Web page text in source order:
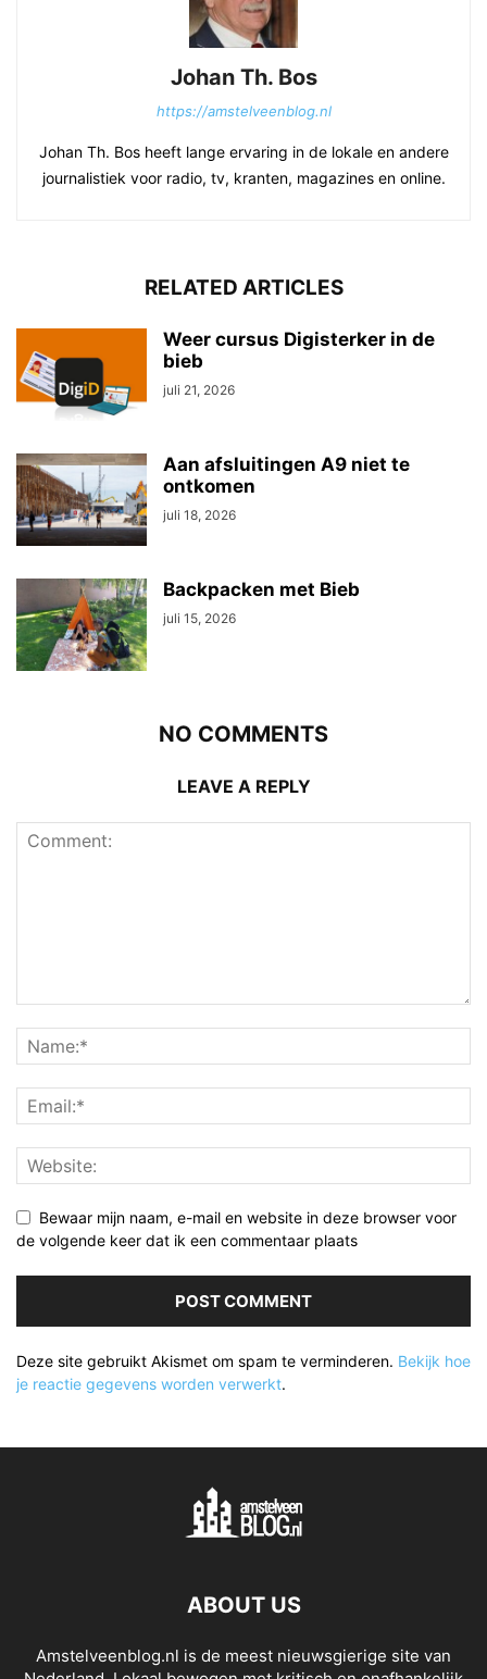
Johan Th. Bos
https://amstelveenblog.nl
Johan Th. Bos heeft lange ervaring in de lokale en andere
journalistiek voor radio, tv, kranten, magazines en online.
RELATED ARTICLES
Weer cursus Digisterker in de
bieb
juli 21, 2026
Aan afsluitingen A9 niet te
ontkomen
juli 18, 2026
Backpacken met Bieb
juli 15, 2026
NO COMMENTS
LEAVE A REPLY
Bewaar mijn naam, e-mail en website in deze browser voor
de volgende keer dat ik een commentaar plaats
Deze site gebruikt Akismet om spam te verminderen. Bekijk hoe
je reactie gegevens worden verwerkt.
ABOUT US
Amstelveenblog.nl is de meest nieuwsgierige site van